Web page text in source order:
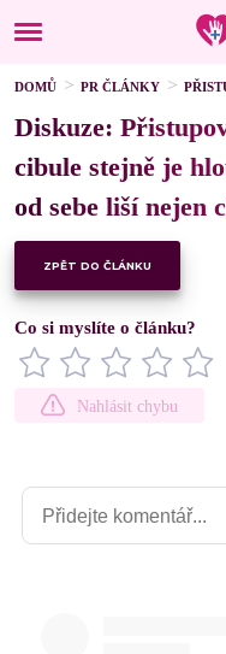
DOMŮ PR ČLÁNKY
Diskuze:
cibule stejně je
od sebe liší nejen
ZPĚT DO ČLÁNKU
Co si myslíte o článku?
Nahlásit chybu